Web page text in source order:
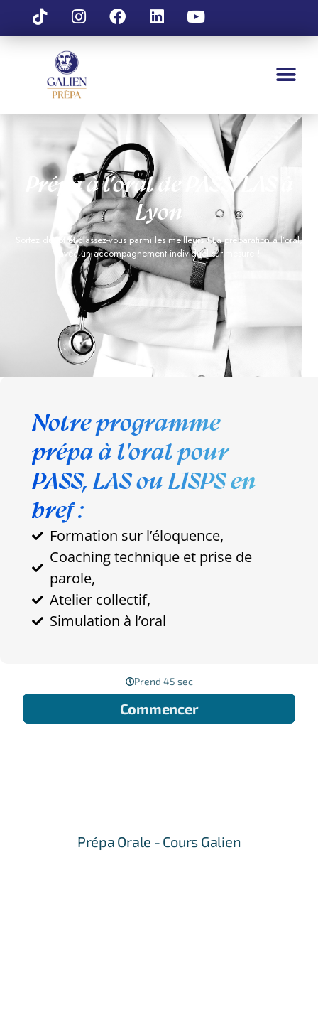
Prépa à l’oral de PASS, LAS à
Lyon
Sortez du lot et classez-vous parmi les meilleurs ! Lapréparationà l’oral,
avec un accompagnement individuelsur-mesure
Notre programme
prépa à l'oral pour
PASS, LAS ou L1SPS en
bref :
Formation sur l’éloquence,
Coaching technique et prise de
parole,
Atelier collectif,
Simulation à l’oral